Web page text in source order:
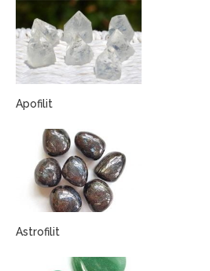
Apofilit
Astrofilit